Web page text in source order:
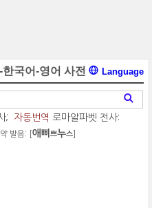
국어-영어 사전 Language
; 자동번역 로마알파벳 전사:
발음: [애삐쁘누스